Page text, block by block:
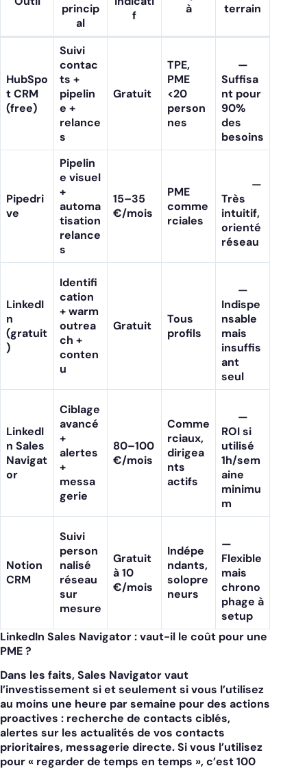
princip
al
f
à
terrain
HubSpo
t CRM
(free)
Suivi
contac
ts +
pipelin
e +
relance
s
Gratuit
TPE,
PME
<20
person
nes
—
Suffisa
nt pour
90%
des
besoins
Pipedri
ve
Pipelin
e visuel
+
automa
tisation
relance
s
15–35
€/mois
PME
comme
rciales
—
Très
intuitif,
orienté
réseau
LinkedI
n
(gratuit
)
Identifi
cation
+ warm
outrea
ch +
conten
u
Gratuit
Tous
profils
—
Indispe
nsable
mais
insuffis
ant
seul
LinkedI
n Sales
Navigat
or
Ciblage
avancé
+
alertes
+
messa
gerie
80–100
€/mois
Comme
rciaux,
dirigea
nts
actifs
—
ROI si
utilisé
1h/sem
aine
minimu
m
Notion
CRM
Suivi
person
nalisé
réseau
sur
mesure
Gratuit
à 10
€/mois
Indépe
ndants,
solopre
neurs
—
Flexible
mais
chrono
phage à
setup
LinkedIn Sales Navigator : vaut-il le coût pour une
PME ?
Dans les faits, Sales Navigator vaut
l’investissement si et seulement si vous l’utilisez
au moins une heure par semaine pour des actions
proactives : recherche de contacts ciblés,
alertes sur les actualités de vos contacts
prioritaires, messagerie directe. Si vous l’utilisez
pour « regarder de temps en temps », c’est 100